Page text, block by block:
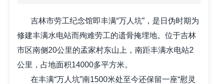
吉林市劳工纪念馆即丰满“万人坑”，是日伪时期为
修建丰满水电站而殉难劳工的遗骨掩埋地。位于吉林
市区南侧20公里的孟家村东山上，南距丰满水电站2
公里，占地面积14000多平方米。
在丰满“万人坑”南1500米处至今还保留一座“慰灵